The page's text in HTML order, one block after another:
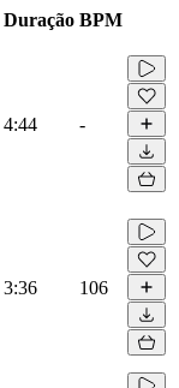
Duração BPM
4:44 -
3:36 106